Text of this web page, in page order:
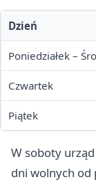
Dzień
Poniedziałek –
Czwartek
Piątek
W soboty
dni wolnych